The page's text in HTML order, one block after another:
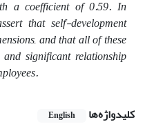
a coefficient of 0.59. In
that self-development
and that all of these
significant relationship
کلیدواژه‌ها
English